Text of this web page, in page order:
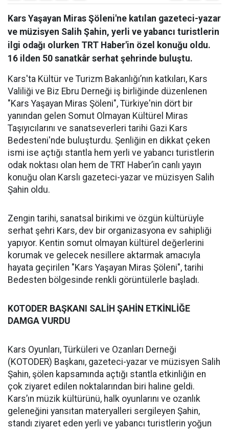
Kars Yaşayan Miras Şöleni'ne katılan gazeteci-yazar
ve müzisyen Salih Şahin, yerli ve yabancı turistlerin
ilgi odağı olurken TRT Haber'in özel konuğu oldu.
16 ilden 50 sanatkâr serhat şehrinde buluştu.
Kars'ta Kültür ve Turizm Bakanlığı’nın katkıları, Kars
Valiliği ve Biz Ebru Derneği iş birliğinde düzenlenen
"Kars Yaşayan Miras Şöleni", Türkiye'nin dört bir
yanından gelen Somut Olmayan Kültürel Miras
Taşıyıcılarını ve sanatseverleri tarihi Gazi Kars
Bedesteni'nde buluşturdu. Şenliğin en dikkat çeken
ismi ise açtığı stantla hem yerli ve yabancı turistlerin
odak noktası olan hem de TRT Haber’in canlı yayın
konuğu olan Karslı gazeteci-yazar ve müzisyen Salih
Şahin oldu.
Zengin tarihi, sanatsal birikimi ve özgün kültürüyle
serhat şehri Kars, dev bir organizasyona ev sahipliği
yapıyor. Kentin somut olmayan kültürel değerlerini
korumak ve gelecek nesillere aktarmak amacıyla
hayata geçirilen "Kars Yaşayan Miras Şöleni", tarihi
Bedesten bölgesinde renkli görüntülerle başladı.
KOTODER BAŞKANI SALİH ŞAHİN ETKİNLİĞE
DAMGA VURDU
Kars Oyunları, Türküleri ve Ozanları Derneği
(KOTODER) Başkanı, gazeteci-yazar ve müzisyen Salih
Şahin, şölen kapsamında açtığı stantla etkinliğin en
çok ziyaret edilen noktalarından biri haline geldi.
Kars’ın müzik kültürünü, halk oyunlarını ve ozanlık
geleneğini yansıtan materyalleri sergileyen Şahin,
standı ziyaret eden yerli ve yabancı turistlerin yoğun